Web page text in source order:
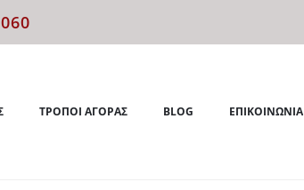
ΤΡΌΠΟΙ ΑΓΟΡΆΣ BLOG ΕΠΙΚΟΙΝΩΝΊΑ